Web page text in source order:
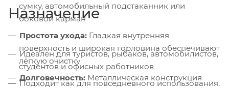
сумку, автомобильный подстаканник или
боковой карман
Простота ухода: Гладкая внутренняя
поверхность и широкая горловина обеспечивают
лёгкую очистку
Долговечность: Металлическая конструкция
Назначение
Идеален для туристов, рыбаков, автомобилистов,
студентов и офисных работников
Подходит как для повседневного использования,